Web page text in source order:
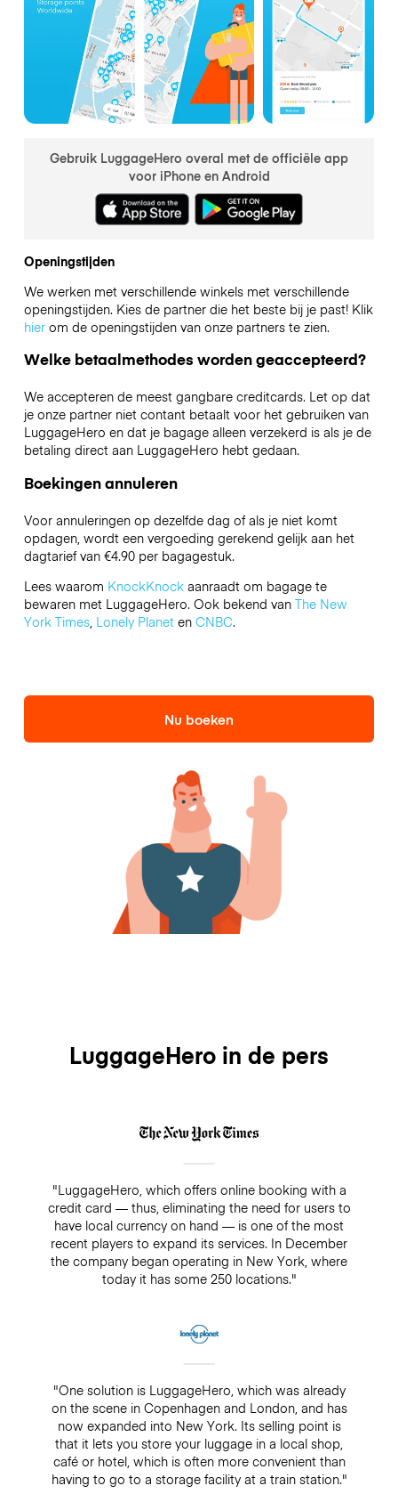
Gebruik LuggageHero overal met de officiële app
voor iPhone en Android
Openingstijden
We werken met verschillende winkels met verschillende
openingstijden. Kies de partner die het beste bij je past! Klik
hierom de openingstijden van onze partners te zien.
Welke betaalmethodes worden geaccepteerd?
We accepteren de meest gangbare creditcards. Let op dat
je onze partner niet contant betaalt voor het gebruiken van
LuggageHero en dat je bagage alleen verzekerd is als je de
betaling direct aan LuggageHero hebt gedaan.
Boekingen annuleren
Voor annuleringen op dezelfde dag of als je niet komt
opdagen, wordt een vergoeding gerekend gelijk aan het
dagtarief van €4.90 per bagagestuk.
Lees waarom KnockKnockaanraadt om bagage te
bewaren met LuggageHero. Ook bekend van The New
York Times, Lonely Planeten CNBC.
Nu boeken
LuggageHero in de pers
"LuggageHero, which offers online booking with a
credit card — thus, eliminating the need for users to
have local currency on hand — is one of the most
recent players to expand its services. In December
the company began operating in New York, where
today it has some 250 locations."
"One solution is LuggageHero, which was already
on the scene in Copenhagen and London, and has
now expanded into New York. Its selling point is
that it lets you store your luggage in a local shop,
café or hotel, which is often more convenient than
having to go to a storage facility at a train station."